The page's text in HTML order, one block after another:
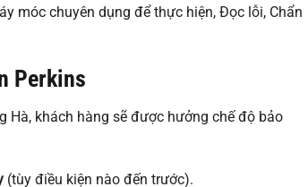
móc chuyên dụng để thực hiện, Đọc lỗi, Chẩn
Perkins
Hà, khách hàng sẽ được hưởng chế độ bảo
(tùy điều kiện nào đến trước).